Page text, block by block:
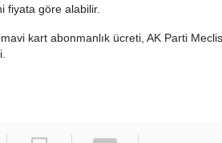
fiyata göre alabilir.
kart abonmanlık ücreti, AK Parti